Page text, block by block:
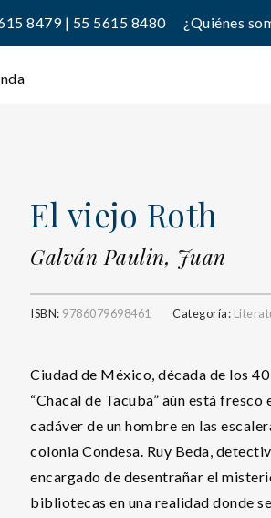
8479 | 55 5615 8480 ¿Quiénes
El viejo Roth
Galván Paulin, Juan
ISBN: 9786079698461 Categoría:
Ciudad de México, década de los
“Chacal de Tacuba” aún está
cadáver de un hombre en las
colonia Condesa. Ruy Beda,
encargado de desentrañar el
bibliotecas en una realidad donde